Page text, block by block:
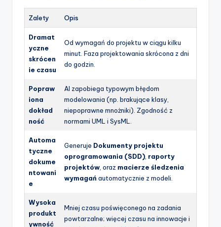
Zalety Opis
Dramat
yczne
skrócen
ie czasu
Od wymagań do projektu w ciągu kilku
minut. Faza projektowania skrócona z dni
do godzin.
Popraw
iona
dokład
ność
AI zapobiega typowym błędom
modelowania (np. brakujące klasy,
niepoprawne mnożniki). Zgodność z
normami UML i SysML.
Automa
tyczne
dokume
ntowani
e
Generuje Dokumenty projektu
oprogramowania (SDD), raporty
projektów, oraz macierze śledzenia
wymagań automatycznie z modeli.
Wysoka
produkt
ywność
Mniej czasu poświęconego na zadania
powtarzalne; więcej czasu na innowacje i